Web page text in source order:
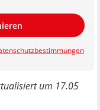
um 17.05